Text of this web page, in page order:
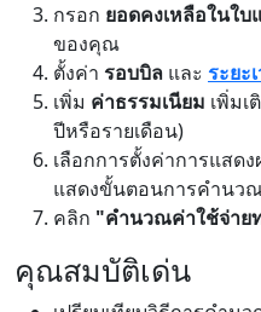
กรอก ยอดคงเหลือในใ
ของคุณ
ตั้งค่า รอบบิล และ ระยะ
เพิ่ม ค่าธรรมเนียม เพิ่ม
ปีหรือรายเดือน)
เลือกการตั้งค่าการแสด
แสดงขั้นตอนการคำนว
คลิก "คำนวณค่าใช้จ่าย
คุณสมบัติเด่น